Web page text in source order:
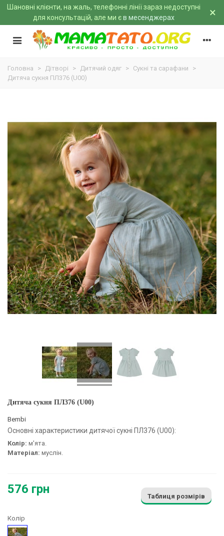
Шановні клієнти, на жаль, телефонні лінії зараз недоступні
для консультацій, але ми єв месенджерах ×
Головна > Дітворі > Дитячий одяг > Сукні та сарафани
>
Дитяча сукня ПЛ376 (U00)
Дитяча сукня ПЛ376 (U00)
Bembi
Основні характеристики дитячої сукні ПЛ376 (U00):
Колір: м'ята.
Матеріал: муслін.
576 грн
Таблиця розмірів
Колір
М'ятний